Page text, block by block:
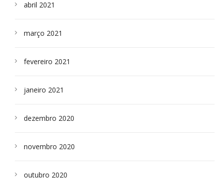
abril 2021
março 2021
fevereiro 2021
janeiro 2021
dezembro 2020
novembro 2020
outubro 2020